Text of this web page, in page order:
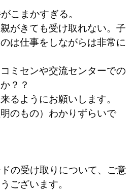
こまかすぎる。
がきても受け取れない。子
は仕事をしながらは非常に
ミセンや交流センターでの
？？
るようにお願いします。
のもの）わかりずらいで
の受け取りについて、ご意
ございます。